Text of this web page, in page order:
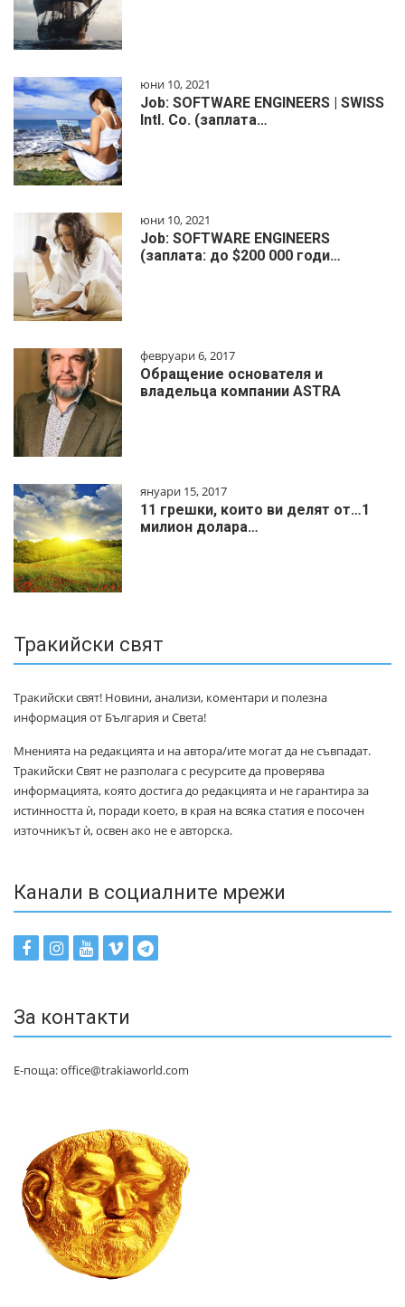
юни 10, 2021
Job: SOFTWARE ENGINEERS | SWISS
Intl. Co. (заплата…
юни 10, 2021
Job: SOFTWARE ENGINEERS
(заплата: до $200 000 годи…
февруари 6, 2017
Обращение основателя и
владельца компании ASTRA
януари 15, 2017
11 грешки, които ви делят от…1
милиoн дoлapa…
Тракийски свят
Тракийски свят! Новини, анализи, коментари и полезна
информация от България и Света!
Мненията на редакцията и на автора/ите могат да не съвпадат.
Тракийски Свят не разполага с ресурсите да проверява
информацията, която достига до редакцията и не гарантира за
истинността ѝ, поради което, в края на всяка статия е посочен
източникът ѝ, освен ако не е авторска.
Канали в социалните мрежи
За контакти
Е-поща: office@trakiaworld.com